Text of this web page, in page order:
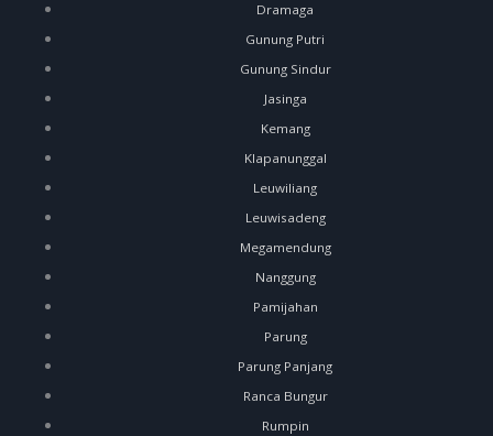
Dramaga
Gunung Putri
Gunung Sindur
Jasinga
Kemang
Klapanunggal
Leuwiliang
Leuwisadeng
Megamendung
Nanggung
Pamijahan
Parung
Parung Panjang
Ranca Bungur
Rumpin